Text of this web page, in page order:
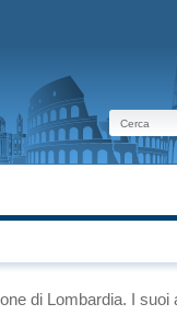
di Lombardia. I suoi